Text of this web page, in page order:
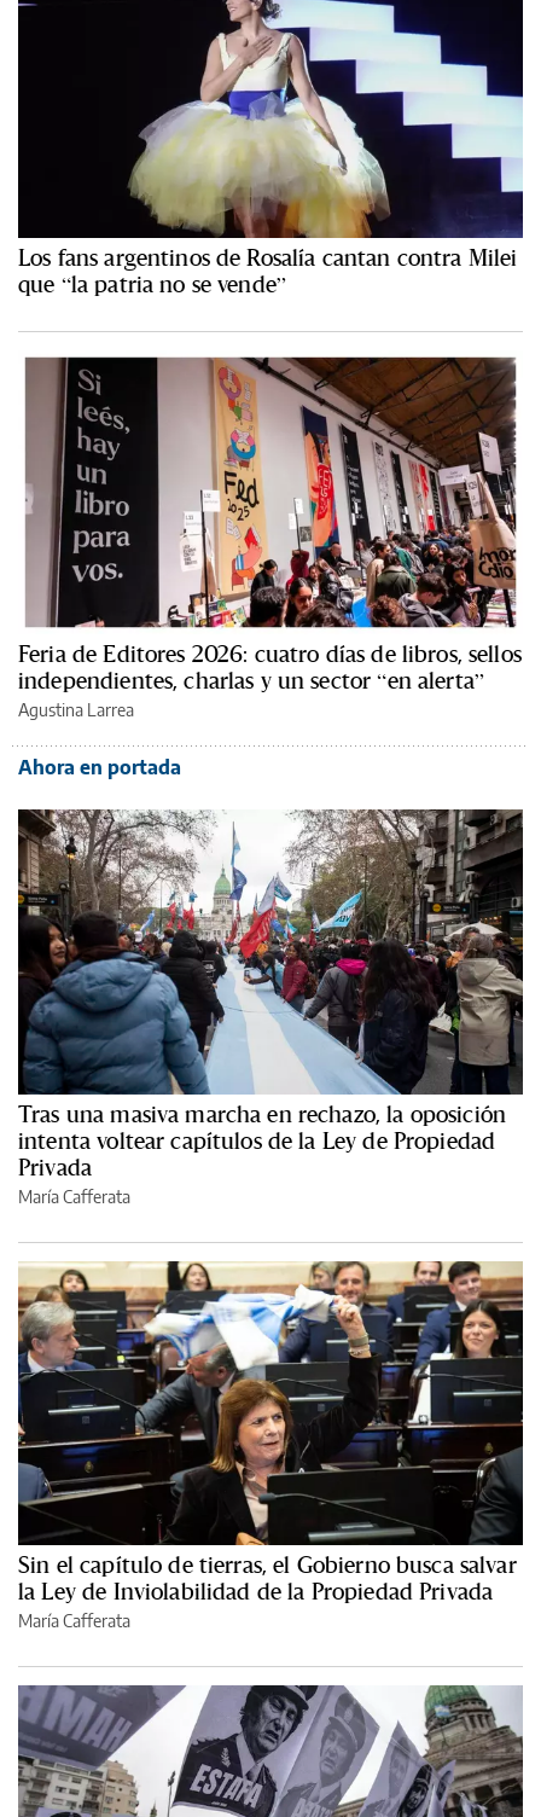
Los fans argentinos de Rosalía cantan contra Milei
que “la patria no se vende”
Feria de Editores 2026: cuatro días de libros, sellos
independientes, charlas y un sector “en alerta”
Agustina Larrea
Ahora en portada
Tras una masiva marcha en rechazo, la oposición
intenta voltear capítulos de la Ley de Propiedad
Privada
María Cafferata
Sin el capítulo de tierras, el Gobierno busca salvar
la Ley de Inviolabilidad de la Propiedad Privada
María Cafferata